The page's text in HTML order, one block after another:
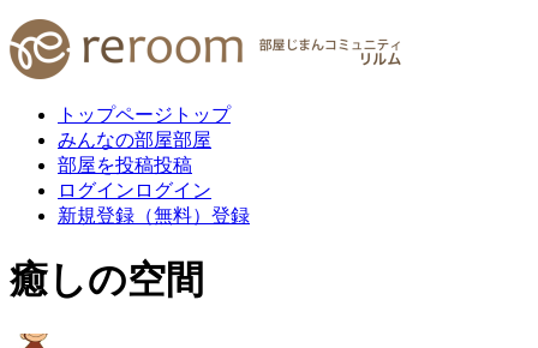
トップページ トップ
みんなの部屋部屋
部屋を投稿投稿
ログイン ログイン
新規登録（無料） 登録
癒しの空間